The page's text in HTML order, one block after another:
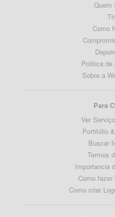
Quem
Como
Politica de
Sobre a
Para
Ver
Portifólio
Buscar
Termos
Importancia
Como fazer
Como criar